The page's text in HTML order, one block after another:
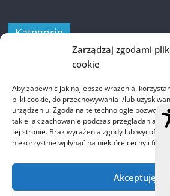
Zarządzaj zgodami
cookie
Aby zapewnić jak najlepsze wrażenia,
pliki cookie, do przechowywania i/lub
urządzeniu. Zgoda na te technologie pozwoli
takie jak zachowanie podczas przeglądania lub
tej stronie. Brak wyrażenia zgody lub
niekorzystnie wpłynąć na niektóre cechy i
Akceptuję
Kategorie
Archiwa
Archiwa
Prawa autorskie © 2026GOPS